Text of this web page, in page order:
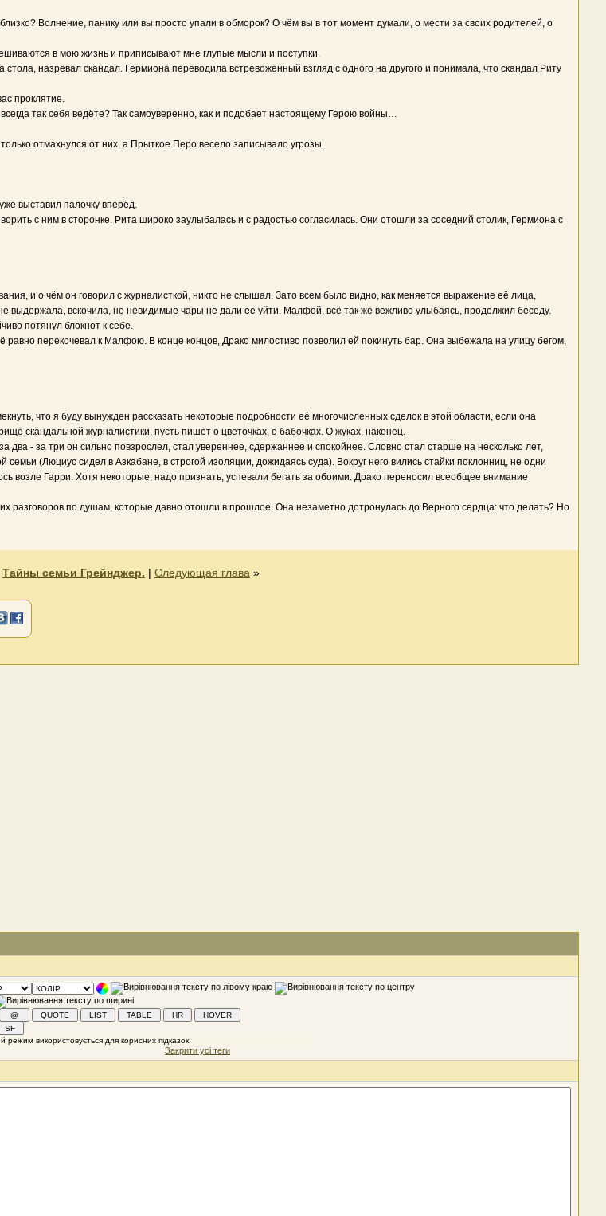
Волнение, панику или вы просто упали в обморок? О чём вы в тот момент думали, о мести за своих родителей, о
в мою жизнь и приписывают мне глупые мысли и поступки.
назревал скандал. Гермиона переводила встревоженный взгляд с одного на другого и понимала, что скандал Риту
проклятие.
так себя ведёте? Так самоуверенно, как и подобает настоящему Герою войны…
отмахнулся от них, а Прыткое Перо весело записывало угрозы.
выставил палочку вперёд.
с ним в сторонке. Рита широко заулыбалась и с радостью согласилась. Они отошли за соседний столик, Гермиона с
и о чём он говорил с журналисткой, никто не слышал. Зато всем было видно, как меняется выражение её лица,
вскочила, но невидимые чары не дали её уйти. Малфой, всё так же вежливо улыбаясь, продолжил беседу.
потянул блокнот к себе.
перекочевал к Малфою. В конце концов, Драко милостиво позволил ей покинуть бар. Она выбежала на улицу бегом,
что я буду вынужден рассказать некоторые подробности её многочисленных сделок в этой области, если она
скандальной журналистики, пусть пишет о цветочках, о бабочках. О жуках, наконец.
- за три он сильно повзрослел, стал увереннее, сдержаннее и спокойнее. Словно стал старше на несколько лет,
(Люциус сидел в Азкабане, в строгой изоляции, дожидаясь суда). Вокруг него вились стайки поклонниц, не одни
возле Гарри. Хотя некоторые, надо признать, успевали бегать за обоими. Драко переносил всеобщее внимание
разговоров по душам, которые давно отошли в прошлое. Она незаметно дотронулась до Верного сердца: что делать? Но
Тайны семьи Грейнджер. | Следующая глава»
Закрити усі теги